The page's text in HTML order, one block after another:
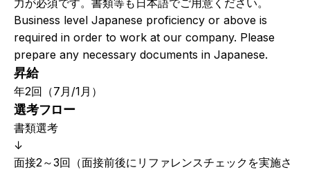
力が必須です。書類等も日本語でご用意ください。
Business level Japanese proficiency or above is
required in order to work at our company. Please
prepare any necessary documents in Japanese.
昇給
年2回（7月/1月）
選考フロー
書類選考
↓
面接2～3回（面接前後にリファレンスチェックを実施さ